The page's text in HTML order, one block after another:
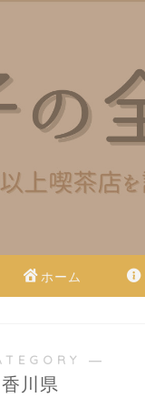
ホーム
―
香川県